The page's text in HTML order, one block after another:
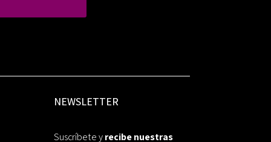
NEWSLETTER
Suscríbete yrecibe nuestras